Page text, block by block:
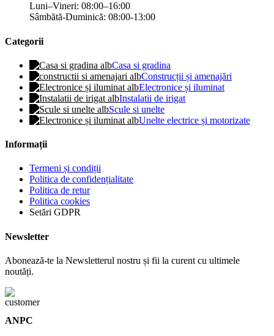
Luni–Vineri: 08:00–16:00
Sâmbătă-Duminică: 08:00-13:00
Categorii
Casa si gradina
Construcții și amenajări
Electronice și iluminat
Instalatii de irigat
Scule si unelte
Unelte electrice și motorizate
Informații
Termeni și condiții
Politica de confidențialitate
Politica de retur
Politica cookies
Setări GDPR
Newsletter
Abonează-te la Newsletterul nostru și fii la curent cu ultimele
noutăți.
ANPC